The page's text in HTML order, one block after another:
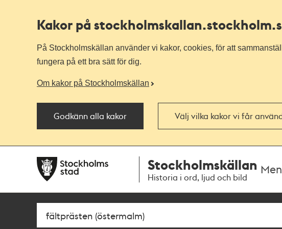
Kakor på stockholmskallan
På Stockholmskällan använder vi kakor, cookies, för att
fungera på ett bra sätt för dig.
Om kakor på Stockholmskällan
Godkänn alla kakor Välj vilka kakor vi får
navigationen
huvudinnehållet
Stockholmskällan
Historia i ord, ljud och bild
Sök